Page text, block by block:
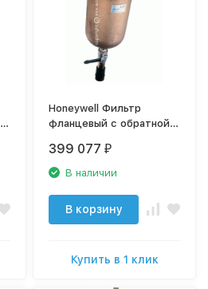
Honeywell Фильтр
фланцевый с обратной
сетка 20 мкм, арт. F76S-
100FB
399 077 ₽
В наличии
В корзину
Купить в 1 клик